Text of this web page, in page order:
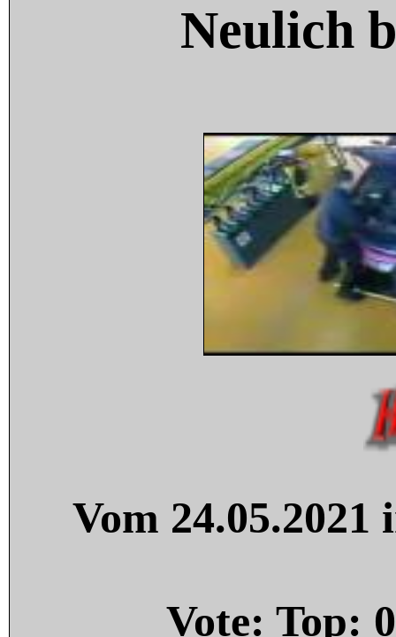
Neulich
Vom
Vote: Top: 0